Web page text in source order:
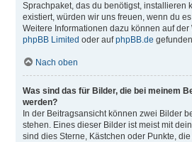
Sprachpaket, das du benötigst, installieren
existiert, würden wir uns freuen, wenn du
Weitere Informationen dazu können auf der
phpBB Limited oder aufphpBB.de
Nach oben
Was sind das für Bilder, die bei meinem
werden?
In der Beitragsansicht können zwei Bilder
stehen. Eines dieser Bilder ist meist mit
sind dies Sterne, Kästchen oder Punkte,